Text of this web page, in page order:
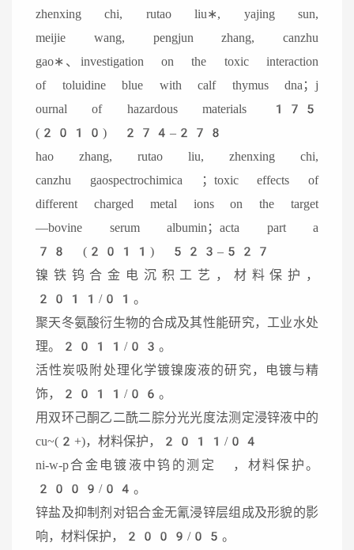
zhenxing chi, rutao liu∗, yajing sun,
meijie wang, pengjun zhang, canzhu
gao∗、investigation on the toxic interaction
of toluidine blue with calf thymus dna；j
ournal of hazardous materials 175
(2010) 274–278
hao zhang, rutao liu, zhenxing chi,
canzhu gaospectrochimica ；toxic effects of
different charged metal ions on the target
—bovine serum albumin；acta part a
78 (2011) 523–527
镍铁钨合金电沉积工艺，材料保护，
2011/01。
聚天冬氨酸衍生物的合成及其性能研究，工业水处
理。2011/03。
活性炭吸附处理化学镀镍废液的研究，电镀与精
饰，2011/06。
用双环己酮乙二酰二腙分光光度法测定浸锌液中的
cu~(2+)，材料保护，2011/04
ni-w-p合金电镀液中钨的测定 ，材料保护。
2009/04。
锌盐及抑制剂对铝合金无氰浸锌层组成及形貌的影
响，材料保护，2009/05。